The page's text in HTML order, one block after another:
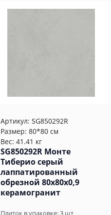
Артикул: SG850292R
Размер: 80*80 см
Вес: 41.41 кг
SG850292R Монте
Тиберио серый
лаппатированный
обрезной 80x80x0,9
керамогранит
Плиток в упаковке:3 шт